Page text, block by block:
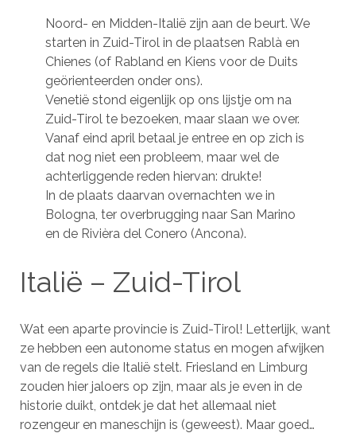
Noord- en Midden-Italië zijn aan de beurt. We
starten in Zuid-Tirol in de plaatsen Rablà en
Chienes (of Rabland en Kiens voor de Duits
geörienteerden onder ons).
Venetië stond eigenlijk op ons lijstje om na
Zuid-Tirol te bezoeken, maar slaan we over.
Vanaf eind april betaal je entree en op zich is
dat nog niet een probleem, maar wel de
achterliggende reden hiervan: drukte!
In de plaats daarvan overnachten we in
Bologna, ter overbrugging naar San Marino
en de Rivièra del Conero (Ancona).
Italië – Zuid-Tirol
Wat een aparte provincie is Zuid-Tirol! Letterlijk, want
ze hebben een autonome status en mogen afwijken
van de regels die Italië stelt. Friesland en Limburg
zouden hier jaloers op zijn, maar als je even in de
historie duikt, ontdek je dat het allemaal niet
rozengeur en maneschijn is (geweest). Maar goed…